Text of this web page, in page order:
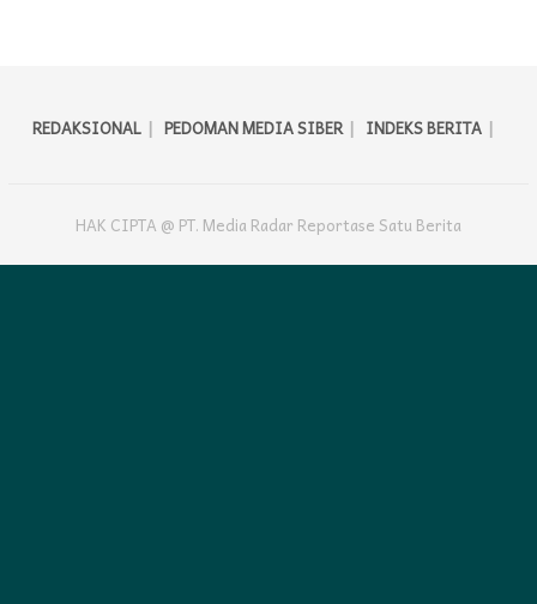
REDAKSIONAL PEDOMAN MEDIA SIBER INDEKS BERITA
HAK CIPTA @ PT. Media Radar Reportase Satu Berita